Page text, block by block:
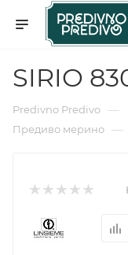
SIRIO
Predivno Predivo —
Предиво мерино —